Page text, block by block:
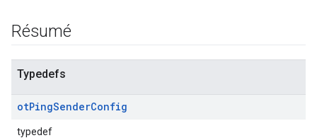
Résumé
Typedefs
otPingSenderConfig
typedef